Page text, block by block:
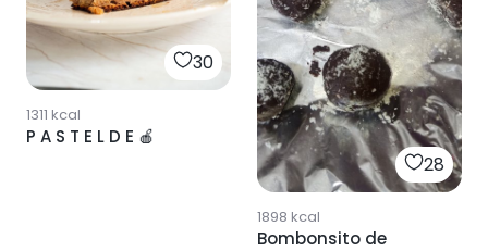
30
1311 kcal
P A S T E L D E 🍎
28
1898 kcal
Bombonsito de